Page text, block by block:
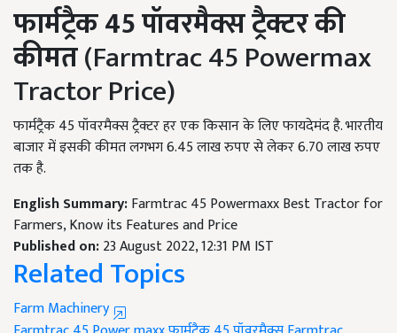
फार्मट्रैक45पॉवरमैक्स ट्रैक्टर की
कीमत(Farmtrac 45 Powermax
Tractor Price)
फार्मट्रैक 45 पॉवरमैक्स ट्रैक्टर हर एक किसान के लिए फायदेमंद है. भारतीय
बाजार में इसकी कीमत लगभग 6.45 लाख रुपए से लेकर 6.70 लाख रुपए
तक है.
English Summary:Farmtrac 45 Powermaxx Best Tractor for
Farmers, Know its Features and Price
Published on:23 August 2022, 12:31 PM IST
Related Topics
Farm Machinery